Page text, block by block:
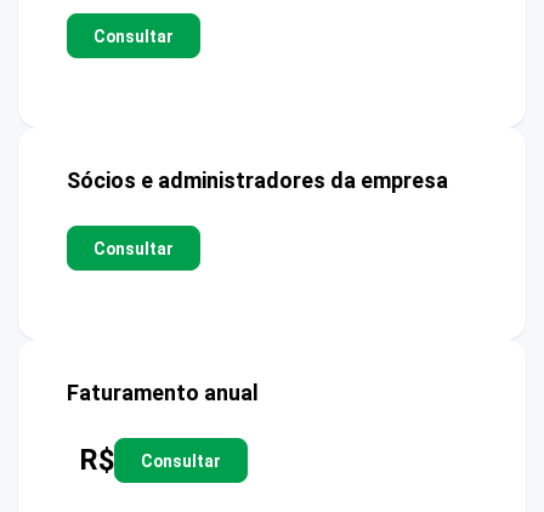
Consultar
Sócios e administradores da empresa
Consultar
Faturamento anual
R$ Consultar